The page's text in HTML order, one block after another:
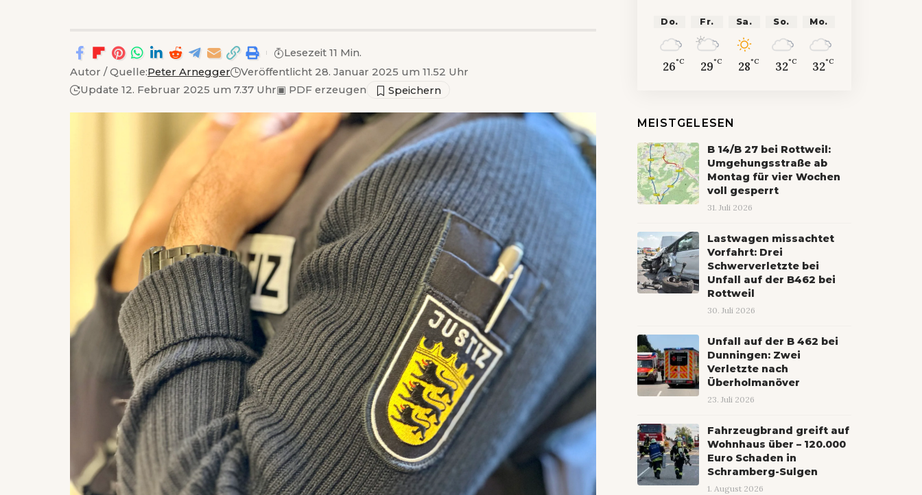
Autor / Quelle:Peter Arnegger
Veröffentlicht 28. Januar 2025 um 11.52 Uhr
Update 12. Februar 2025 um 7.37 Uhr▣ PDF erzeugen
Lesezeit 11 Min.
Do.
26°C
Fr.
29°C
Sa.
28°C
So.
32°C
Mo.
32°C
MEISTGELESEN
B 14/B 27 bei Rottweil:
Umgehungsstraße ab
Montag für vier Wochen
voll gesperrt
31. Juli 2026
Lastwagen missachtet
Vorfahrt: Drei
Schwerverletzte bei
Unfall auf der B462 bei
Rottweil
30. Juli 2026
Unfall auf der B 462 bei
Dunningen: Zwei
Verletzte nach
Überholmanöver
23. Juli 2026
Fahrzeugbrand greift auf
Wohnhaus über – 120.000
Euro Schaden in
Schramberg-Sulgen
1. August 2026